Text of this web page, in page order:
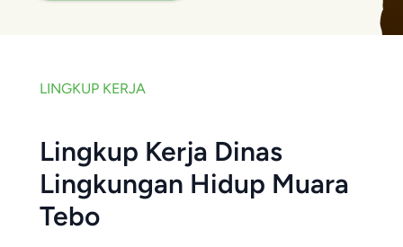
LINGKUP KERJA
Lingkup Kerja Dinas
Lingkungan Hidup Muara
Tebo